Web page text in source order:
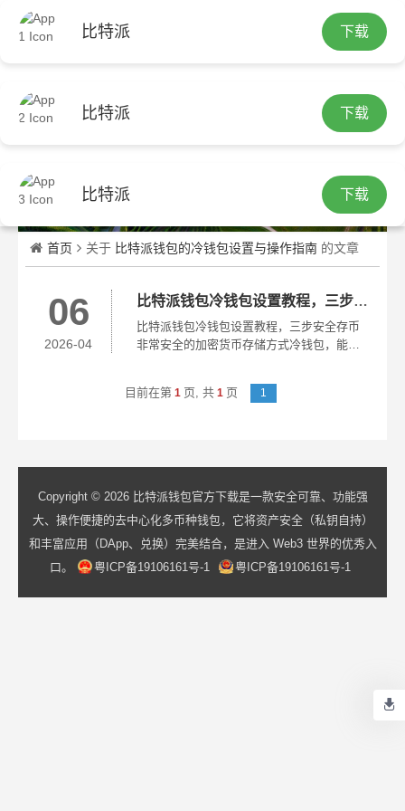
比特派 下载
比特派 下载
比特派 下载
繁
首页 关于 比特派钱包的冷钱包设置与操作指南 的文章
06
2026-04
比特派钱包冷钱包设置教程，三步安全存币
比特派钱包冷钱包设置教程，三步安全存币
非常安全的加密货币存储方式冷钱包，能完
置了“冷钱包模式”，该模式会把私钥完全离线
保存，这样即便手机很不幸地中毒了...
目前在第 1 页, 共 1 页 1
Copyright © 2026 比特派钱包官方下载是一款安全可靠、功能强
大、操作便捷的去中心化多币种钱包，它将资产安全（私钥自持）
和丰富应用（DApp、兑换）完美结合，是进入 Web3 世界的优秀入
口。
粤ICP备19106161号-1 粤ICP备19106161号-1